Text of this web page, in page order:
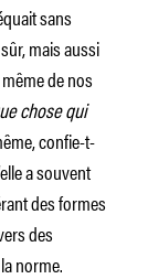
sans
mais aussi
de nos
chose qui
confie-t-
a souvent
des formes
des
norme.